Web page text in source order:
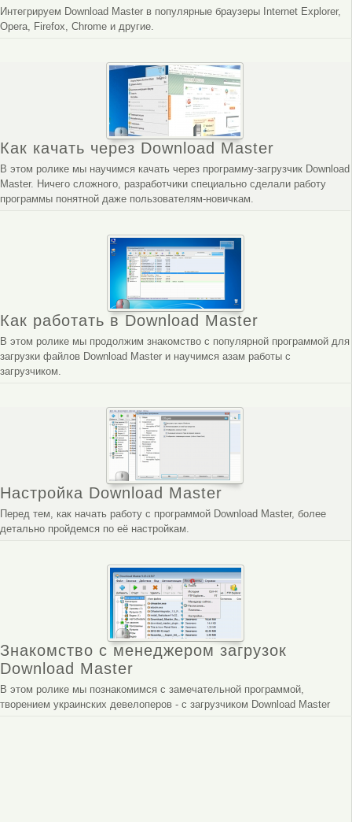
Интегрируем Download Master в популярные браузеры Internet Explorer,
Opera, Firefox, Chrome и другие.
Как качать через Download Master
В этом ролике мы научимся качать через программу-загрузчик Download
Master. Ничего сложного, разработчики специально сделали работу
программы понятной даже пользователям-новичкам.
Как работать в Download Master
В этом ролике мы продолжим знакомство с популярной программой для
загрузки файлов Download Master и научимся азам работы с
загрузчиком.
Настройка Download Master
Перед тем, как начать работу с программой Download Master, более
детально пройдемся по её настройкам.
Знакомство с менеджером загрузок
Download Master
В этом ролике мы познакомимся с замечательной программой,
творением украинских девелоперов - с загрузчиком Download Master